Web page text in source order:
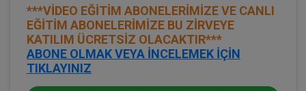
***VİDEO EĞİTİM ABONELERİMİZE VE CANLI
EĞİTİM ABONELERİMİZE BU ZİRVEYE
KATILIM ÜCRETSİZ OLACAKTIR***
ABONE OLMAK VEYA İNCELEMEK İÇİN
TIKLAYINIZ